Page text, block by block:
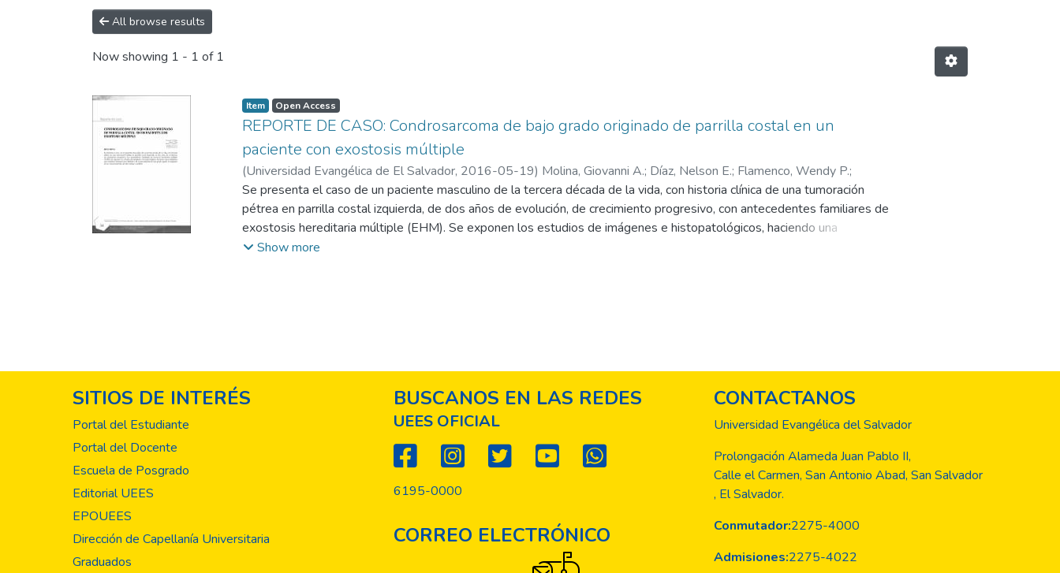
All browse results
Now showing 1 - 1 of 1
Item Open Access
REPORTE DE CASO: Condrosarcoma de bajo grado originado de parrilla costal en un
paciente con exostosis múltiple
(Universidad Evangélica de El Salvador, 2016-05-19) Molina, Giovanni A.; Díaz, Nelson E.; Flamenco, Wendy P.;
Se presenta el caso de un paciente masculino de la tercera década de la vida, con historia clínica de una tumoración
pétrea en parrilla costal izquierda, de dos años de evolución, de crecimiento progresivo, con antecedentes familiares de
exostosis hereditaria múltiple (EHM). Se exponen los estudios de imágenes e histopatológicos, haciendo una
correlación que estableció el diagnóstico definitivo de condrosarcoma de bajo grado (grado I) originado en un
Show more
SITIOS DE INTERÉS
Portal del Estudiante
Portal del Docente
Escuela de Posgrado
Editorial UEES
EPOUEES
Dirección de Capellanía Universitaria
Graduados
BUSCANOS EN LAS REDES
UEES OFICIAL
6195-0000
CORREO ELECTRÓNICO
CONTACTANOS
Universidad Evangélica del Salvador
Prolongación Alameda Juan Pablo II,
Calle el Carmen, San Antonio Abad, San Salvador
, El Salvador.
Conmutador:2275-4000
Admisiones:2275-4022